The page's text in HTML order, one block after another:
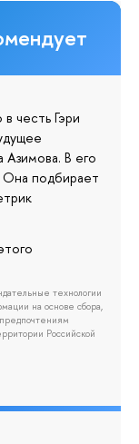
честь Гэри
Азимова. В его
подбирает
технологии
на основе сбора,
Российской